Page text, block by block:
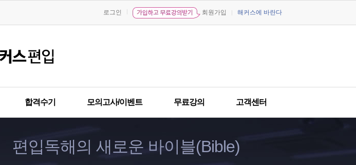
로그인 회원가입 해커스에 바란다
합격수기 모의고사/이벤트 무료강의 고객센터
편입독해의 새로운 바이블(Bible)